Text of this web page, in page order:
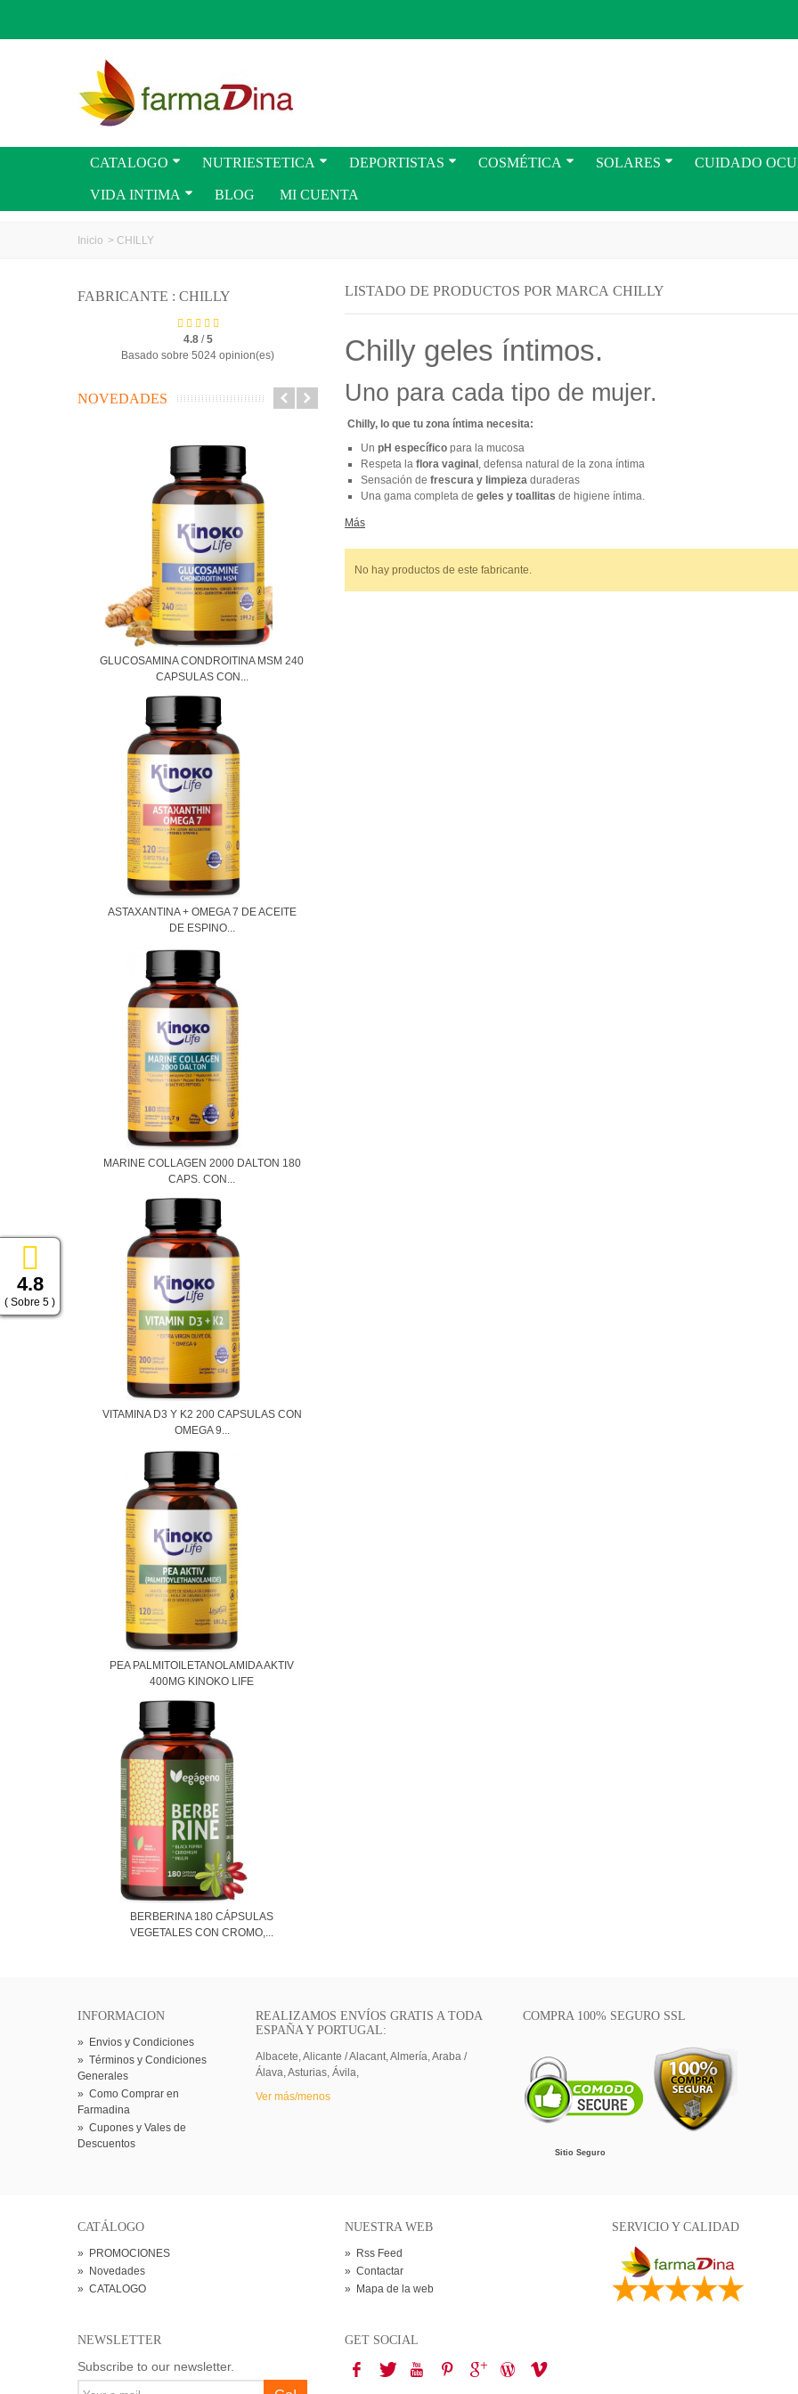
4.8
( Sobre 5 )
CATALOGO NUTRIESTETICA DEPORTISTAS COSMÉTICA SOLARES CUIDADO
VIDA INTIMA BLOG MI CUENTA
Inicio > CHILLY
FABRICANTE : CHILLY
4.8/5
Basado sobre 5024 opinion(es)
NOVEDADES
GLUCOSAMINA CONDROITINA MSM 240
CAPSULAS CON...
ASTAXANTINA + OMEGA 7 DE ACEITE
DE ESPINO...
MARINE COLLAGEN 2000 DALTON 180
CAPS. CON...
VITAMINA D3 Y K2 200 CAPSULAS CON
OMEGA 9...
PEA PALMITOILETANOLAMIDA AKTIV
400MG KINOKO LIFE
BERBERINA 180 CÁPSULAS
VEGETALES CON CROMO,...
LISTADO DE PRODUCTOS POR MARCA CHILLY
Chilly geles íntimos.
Uno para cada tipo de mujer.
Chilly, lo que tu zona íntima necesita:
Un pH específico para la mucosa
Respeta la flora vaginal , defensa natural de la zona íntima
Sensación de frescura y limpieza duraderas
Una gama completa de geles y toallitas de higiene íntima.
Más
No hay productos de este fabricante.
INFORMACION
» Envios y Condiciones
» Términos y Condiciones
Generales
» Como Comprar en
Farmadina
» Cupones y Vales de
Descuentos
REALIZAMOS ENVÍOS GRATIS A TODA
ESPAÑA Y PORTUGAL:
Albacete, Alicante / Alacant, Almería, Araba /
Álava, Asturias, Ávila,
Ver más/menos
COMPRA 100% SEGURO SSL
Sitio Seguro
CATÁLOGO
» PROMOCIONES
» Novedades
» CATALOGO
NUESTRA WEB
» Rss Feed
» Contactar
» Mapa de la web
SERVICIO Y CALIDAD
NEWSLETTER
Subscribe to our newsletter.
GET SOCIAL